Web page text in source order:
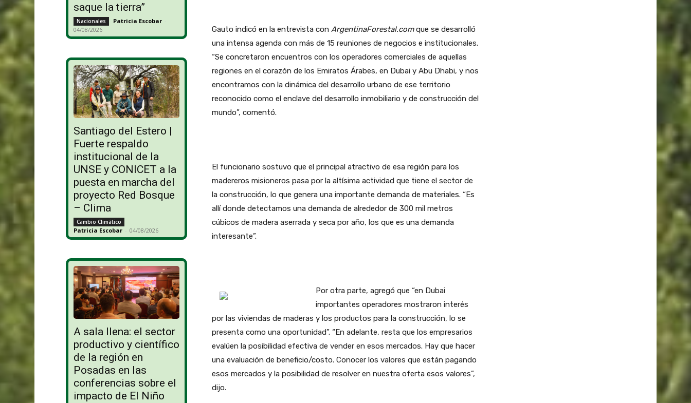
saque la tierra”
Nacionales Patricia Escobar -
04/08/2026
Santiago del Estero |
Fuerte respaldo
institucional de la
UNSE y CONICET a la
puesta en marcha del
proyecto Red Bosque
– Clima
Cambio Climático
Patricia Escobar - 04/08/2026
A sala llena: el sector
productivo y científico
de la región en
Posadas en las
conferencias sobre el
impacto de El Niño
Gauto indicó en la entrevista con ArgentinaForestal.comque se desarrolló
una intensa agenda con más de 15 reuniones de negocios e institucionales.
“Se concretaron encuentros con los operadores comerciales de aquellas
regiones en el corazón de los Emiratos Árabes, en Dubai y Abu Dhabi, y nos
encontramos con la dinámica del desarrollo urbano de ese territorio
reconocido como el enclave del desarrollo inmobiliario y de construcción del
mundo”, comentó.
El funcionario sostuvo que el principal atractivo de esa región para los
madereros misioneros pasa por la altísima actividad que tiene el sector de
la construcción, lo que genera una importante demanda de materiales. “Es
allí donde detectamos una demanda de alrededor de 300 mil metros
cúbicos de madera aserrada y seca por año, los que es una demanda
interesante”.
Por otra parte, agregó que “en Dubai
importantes operadores mostraron interés
por las viviendas de maderas y los productos para la construcción, lo se
presenta como una oportunidad”. “En adelante, resta que los empresarios
evalúen la posibilidad efectiva de vender en esos mercados. Hay que hacer
una evaluación de beneficio/costo. Conocer los valores que están pagando
esos mercados y la posibilidad de resolver en nuestra oferta esos valores”,
dijo.